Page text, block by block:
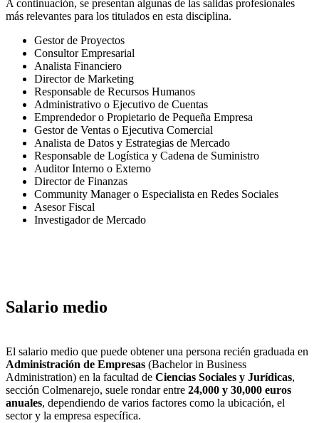
A continuación, se presentan algunas de las salidas profesionales
más relevantes para los titulados en esta disciplina.
Gestor de Proyectos
Consultor Empresarial
Analista Financiero
Director de Marketing
Responsable de Recursos Humanos
Administrativo o Ejecutivo de Cuentas
Emprendedor o Propietario de Pequeña Empresa
Gestor de Ventas o Ejecutiva Comercial
Analista de Datos y Estrategias de Mercado
Responsable de Logística y Cadena de Suministro
Auditor Interno o Externo
Director de Finanzas
Community Manager o Especialista en Redes Sociales
Asesor Fiscal
Investigador de Mercado
Salario medio
El salario medio que puede obtener una persona recién graduada en
Administración de Empresas (Bachelor in Business
Administration) en la facultad de Ciencias Sociales y Jurídicas,
sección Colmenarejo, suele rondar entre 24,000 y 30,000 euros
anuales, dependiendo de varios factores como la ubicación, el
sector y la empresa específica.